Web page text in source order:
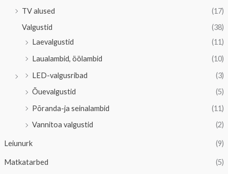
TV alused
(17)
Valgustid
(38)
Laevalgustid
(11)
Laualambid, öölambid
(10)
LED-valgusribad
(3)
Õuevalgustid
(5)
Põranda-ja seinalambid
(11)
Vannitoa valgustid
(2)
Leiunurk (9)
Matkatarbed (5)